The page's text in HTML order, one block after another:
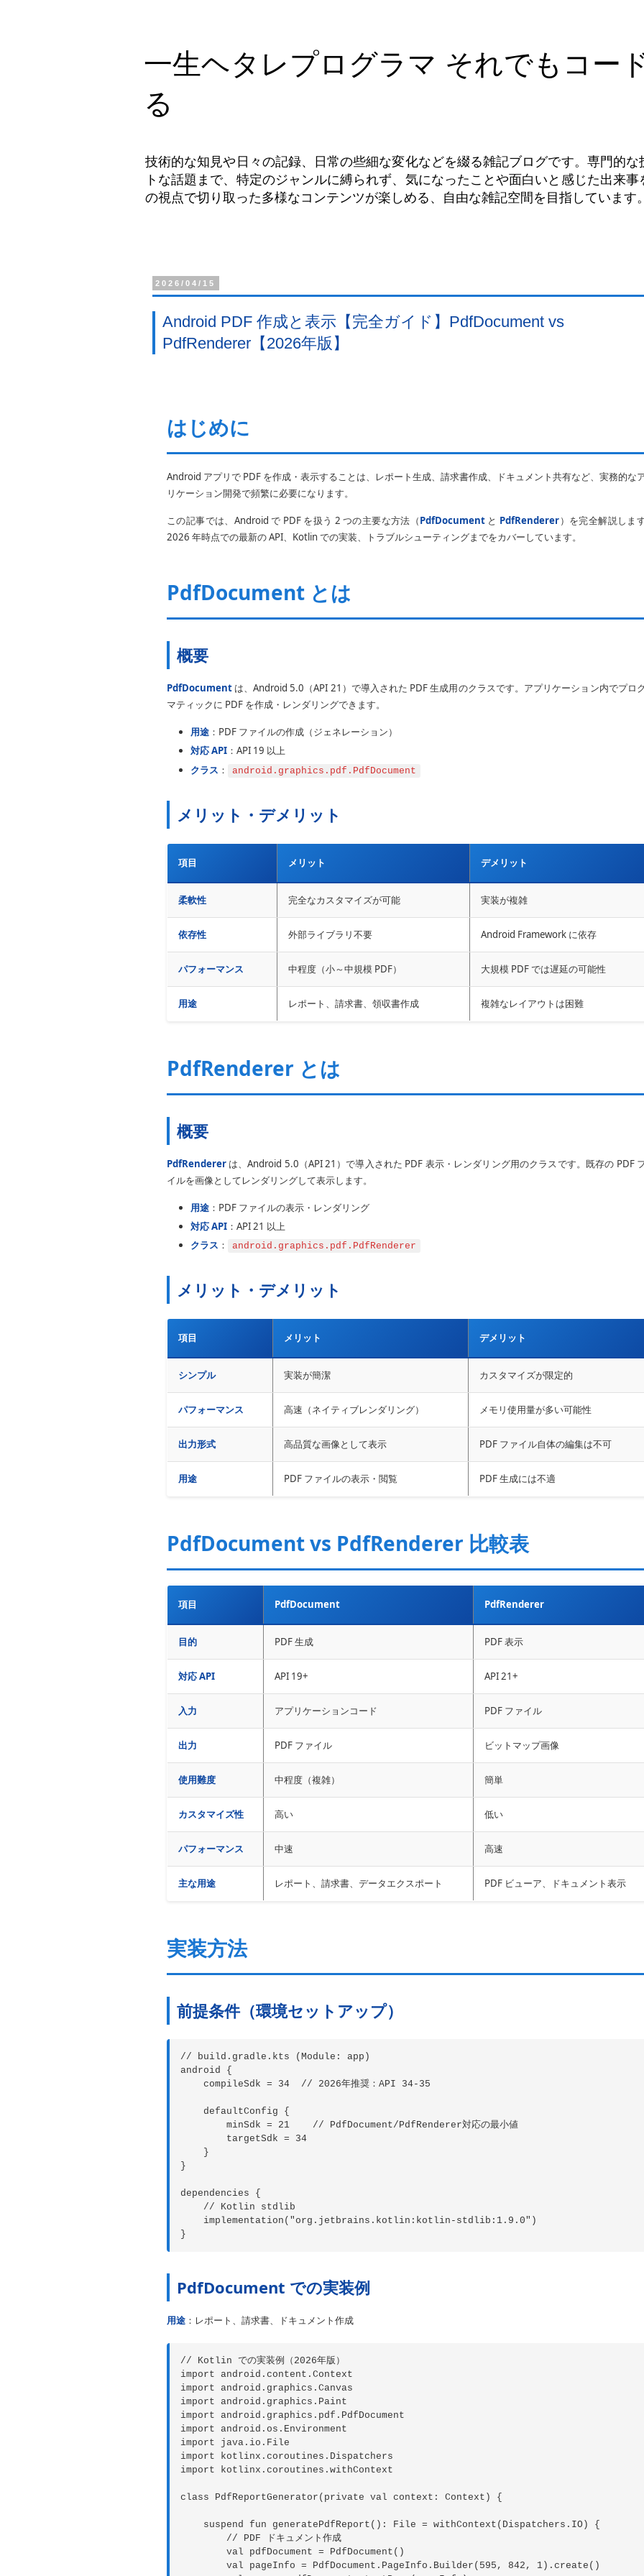
一生ヘタレプログラマ それでもコー
る
技術的な知見や日々の記録、日常の些細な変化などを綴る雑記ブログです。専門的
トな話題まで、特定のジャンルに縛られず、気になったことや面白いと感じた出来
の視点で切り取った多様なコンテンツが楽しめる、自由な雑記空間を目指しています
2026/04/15
Android PDF 作成と表示【完全ガイド】PdfDocument vs
PdfRenderer【2026年版】
はじめに
Android アプリで PDF を作成・表示することは、レポート生成、請求書作成、ドキュメント共有など、実務的な
リケーション開発で頻繁に必要になります。
この記事では、Android で PDF を扱う 2 つの主要な方法（PdfDocument と PdfRenderer）を完全解説しま
2026 年時点での最新の API、Kotlin での実装、トラブルシューティングまでをカバーしています。
PdfDocument とは
概要
PdfDocument は、Android 5.0（API 21）で導入された PDF 生成用のクラスです。アプリケーション内でプロ
マティックに PDF を作成・レンダリングできます。
用途 ：PDF ファイルの作成（ジェネレーション）
対応 API ：API 19 以上
クラス ： android.graphics.pdf.PdfDocument
メリット・デメリット
項目 メリット デメリット
柔軟性 完全なカスタマイズが可能 実装が複雑
依存性 外部ライブラリ不要 Android Framework に依存
パフォーマンス 中程度（小～中規模 PDF） 大規模 PDF では遅延の可能性
用途 レポート、請求書、領収書作成 複雑なレイアウトは困難
PdfRenderer とは
概要
PdfRenderer は、Android 5.0（API 21）で導入された PDF 表示・レンダリング用のクラスです。既存の PDF
イルを画像としてレンダリングして表示します。
用途 ：PDF ファイルの表示・レンダリング
対応 API ：API 21 以上
クラス ： android.graphics.pdf.PdfRenderer
メリット・デメリット
項目 メリット デメリット
シンプル 実装が簡潔 カスタマイズが限定的
パフォーマンス 高速（ネイティブレンダリング） メモリ使用量が多い可能性
出力形式 高品質な画像として表示 PDF ファイル自体の編集は不可
用途 PDF ファイルの表示・閲覧 PDF 生成には不適
PdfDocument vs PdfRenderer 比較表
項目 PdfDocument PdfRenderer
目的 PDF 生成 PDF 表示
対応 API API 19+ API 21+
入力 アプリケーションコード PDF ファイル
出力 PDF ファイル ビットマップ画像
使用難度 中程度（複雑） 簡単
カスタマイズ性 高い 低い
パフォーマンス 中速 高速
主な用途 レポート、請求書、データエクスポート PDF ビューア、ドキュメント表示
実装方法
前提条件（環境セットアップ）
// build.gradle.kts (Module: app)
android {
    compileSdk = 34  // 2026年推奨：API 34-35
    defaultConfig {
        minSdk = 21    // PdfDocument/PdfRenderer対応の最小値
        targetSdk = 34
    }
}
dependencies {
    // Kotlin stdlib
    implementation("org.jetbrains.kotlin:kotlin-stdlib:1.9.0")
}
PdfDocument での実装例
用途 ：レポート、請求書、ドキュメント作成
// Kotlin での実装例（2026年版）
import android.content.Context
import android.graphics.Canvas
import android.graphics.Paint
import android.graphics.pdf.PdfDocument
import android.os.Environment
import java.io.File
import kotlinx.coroutines.Dispatchers
import kotlinx.coroutines.withContext
class PdfReportGenerator(private val context: Context) {
    suspend fun generatePdfReport(): File = withContext(Dispatchers.IO) {
        // PDF ドキュメント作成
        val pdfDocument = PdfDocument()
        val pageInfo = PdfDocument.PageInfo.Builder(595, 842, 1).create()